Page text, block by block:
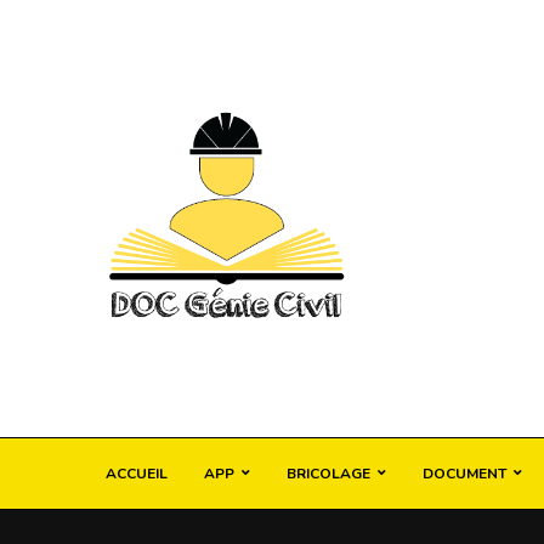
ACCUEIL APP BRICOLAGE DOCUMENT